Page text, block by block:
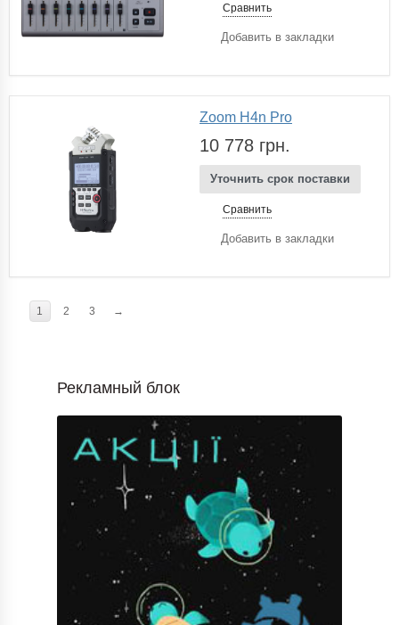
Сравнить
Добавить в закладки
Zoom H4n Pro
10 778 грн.
Уточнить срок поставки
Сравнить
Добавить в закладки
1 2 3 →
Рекламный блок